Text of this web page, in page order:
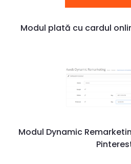
Modul plată cu cardul
Modul Dynamic